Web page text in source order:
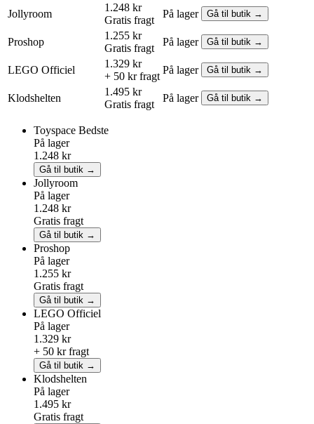
Jollyroom
1.248 kr
Gratis fragt
På lager Gå til butik →
Proshop
1.255 kr
Gratis fragt
På lager Gå til butik →
LEGO Officiel
1.329 kr
+ 50 kr fragt
På lager Gå til butik →
Klodshelten
1.495 kr
Gratis fragt
På lager Gå til butik →
Toyspace Bedste
På lager
1.248 kr
Gå til butik →
Jollyroom
På lager
1.248 kr
Gratis fragt
Gå til butik →
Proshop
På lager
1.255 kr
Gratis fragt
Gå til butik →
LEGO Officiel
På lager
1.329 kr
+ 50 kr fragt
Gå til butik →
Klodshelten
På lager
1.495 kr
Gratis fragt